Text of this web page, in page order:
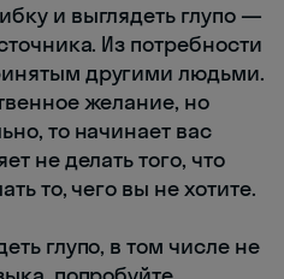
и выглядеть глупо —
Из потребности
другими людьми.
желание, но
то начинает вас
не делать того, что
то, чего вы не хотите.
глупо, в том числе не